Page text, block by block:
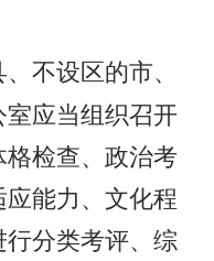
不设区的市、
应当组织召开
检查、政治考
能力、文化程
分类考评、综